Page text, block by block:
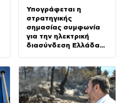
Υπογράφεται η
στρατηγικής
σημασίας συμφωνία
για την ηλεκτρική
διασύνδεση Ελλάδας-